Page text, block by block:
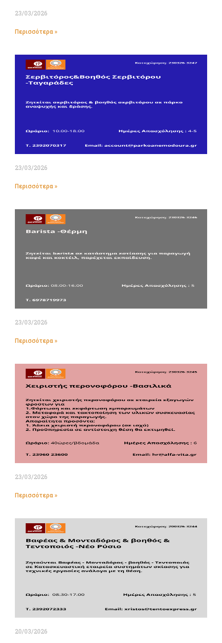
23/03/2026
Περισσότερα »
23/03/2026
Περισσότερα »
23/03/2026
Περισσότερα »
23/03/2026
Περισσότερα »
20/03/2026